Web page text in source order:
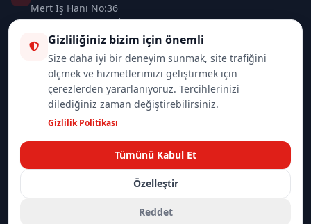
Mert İş Hanı No:36
Taksim / Beyoğlu / İSTANBUL
0 (212) 235 37 83
0 (532) 418 08 46
info@merttrade.com
© 2026Mannlich | MertTrade.com— Tüm hakları saklıdır.
Gizlilikİade Politikası
Gizliliğiniz bizim için önemli
Size daha iyi bir deneyim sunmak, site trafiğini
ölçmek ve hizmetlerimizi geliştirmek için
çerezlerden yararlanıyoruz. Tercihlerinizi
dilediğiniz zaman değiştirebilirsiniz.
Gizlilik Politikası
Tümünü Kabul Et
Özelleştir
Reddet